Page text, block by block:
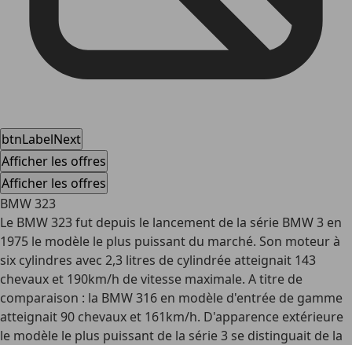
btnLabelNext
Afficher les offres
Afficher les offres
BMW 323
Le BMW 323 fut depuis le lancement de la série BMW 3 en
1975 le modèle le plus puissant du marché. Son moteur à
six cylindres avec 2,3 litres de cylindrée atteignait 143
chevaux et 190km/h de vitesse maximale. A titre de
comparaison : la BMW 316 en modèle d'entrée de gamme
atteignait 90 chevaux et 161km/h. D'apparence extérieure
le modèle le plus puissant de la série 3 se distinguait de la